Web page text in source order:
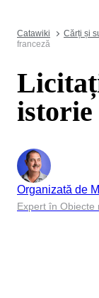
Catawiki Cărți și
franceză
istorie
Organizată de
Expert în Obiecte